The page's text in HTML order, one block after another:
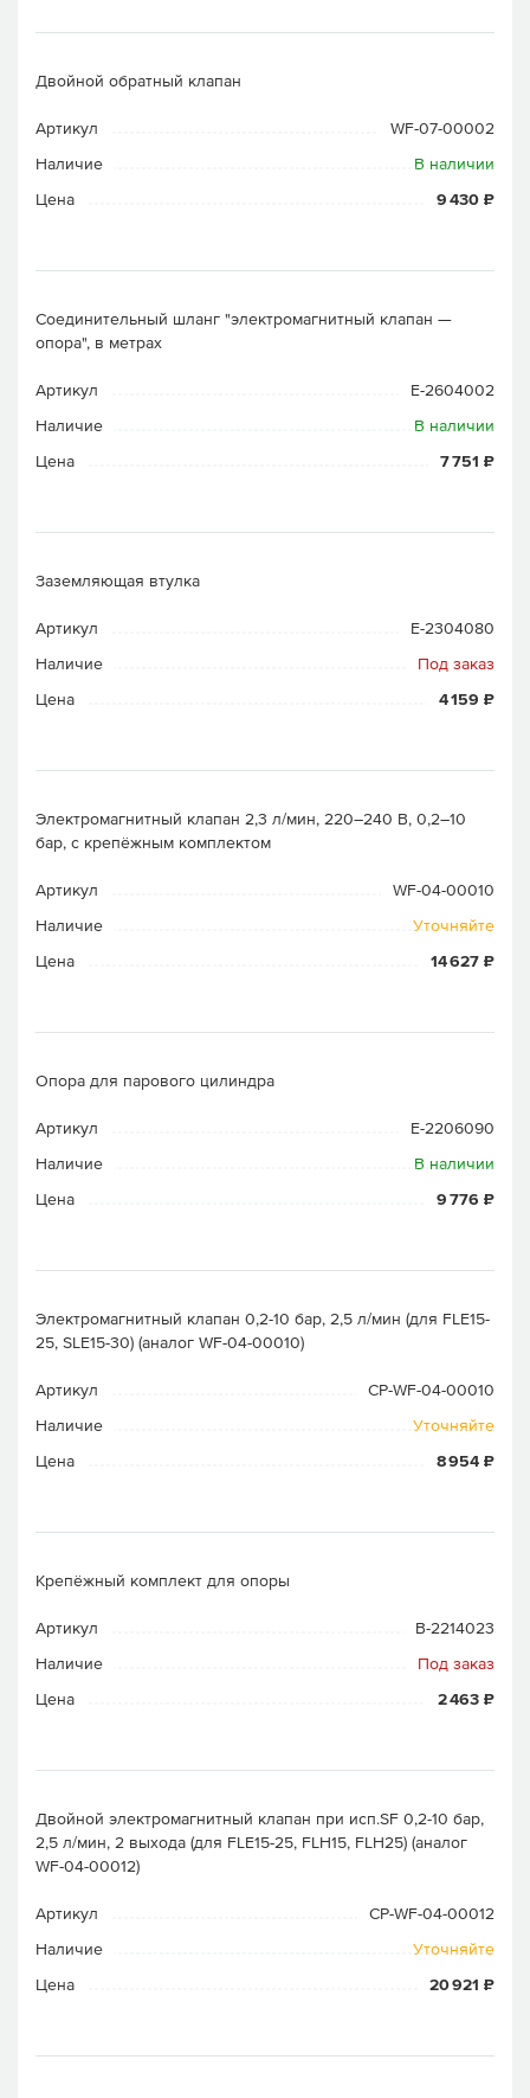
Двойной обратный клапан
Артикул
WF-07-00002
Наличие
В наличии
Цена
9 430 ₽
Соединительный шланг "электромагнитный клапан —
опора", в метрах
Артикул
E-2604002
Наличие
В наличии
Цена
7 751 ₽
Заземляющая втулка
Артикул
E-2304080
Наличие
Под заказ
Цена
4 159 ₽
Электромагнитный клапан 2,3 л/мин, 220–240 В, 0,2–10
бар, с крепёжным комплектом
Артикул
WF-04-00010
Наличие
Уточняйте
Цена
14 627 ₽
Опора для парового цилиндра
Артикул
E-2206090
Наличие
В наличии
Цена
9 776 ₽
Электромагнитный клапан 0,2-10 бар, 2,5 л/мин (для FLE15-
25, SLE15-30) (аналог WF-04-00010)
Артикул
CP-WF-04-00010
Наличие
Уточняйте
Цена
8 954 ₽
Крепёжный комплект для опоры
Артикул
B-2214023
Наличие
Под заказ
Цена
2 463 ₽
Двойной электромагнитный клапан при исп.SF 0,2-10 бар,
2,5 л/мин, 2 выхода (для FLE15-25, FLH15, FLH25) (аналог
WF-04-00012)
Артикул
CP-WF-04-00012
Наличие
Уточняйте
Цена
20 921 ₽